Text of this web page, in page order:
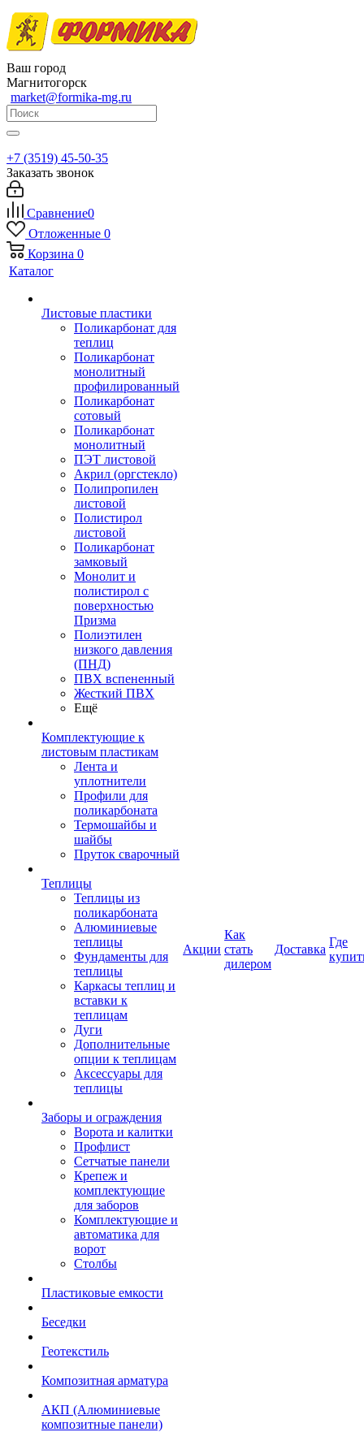
Ваш город
Магнитогорск
market@formika-mg.ru
+7 (3519) 45-50-35
Заказать звонок
Сравнение0
Отложенные 0
Корзина 0
Каталог
Листовые пластики
Поликарбонат для
теплиц
Поликарбонат
монолитный
профилированный
Поликарбонат
сотовый
Поликарбонат
монолитный
ПЭТ листовой
Акрил (оргстекло)
Полипропилен
листовой
Полистирол
листовой
Поликарбонат
замковый
Монолит и
полистирол с
поверхностью
Призма
Полиэтилен
низкого давления
(ПНД)
ПВХ вспененный
Жесткий ПВХ
Ещё
Комплектующие к
листовым пластикам
Лента и
уплотнители
Профили для
поликарбоната
Термошайбы и
шайбы
Пруток сварочный
Теплицы
Теплицы из
поликарбоната
Алюминиевые
теплицы
Фундаменты для
теплицы
Каркасы теплиц и
вставки к
теплицам
Дуги
Дополнительные
опции к теплицам
Аксессуары для
теплицы
Заборы и ограждения
Ворота и калитки
Профлист
Сетчатые панели
Крепеж и
комплектующие
для заборов
Комплектующие и
автоматика для
ворот
Столбы
Пластиковые емкости
Беседки
Геотекстиль
Композитная арматура
АКП (Алюминиевые
композитные панели)
Акции
Как
стать
дилером
Доставка
Где